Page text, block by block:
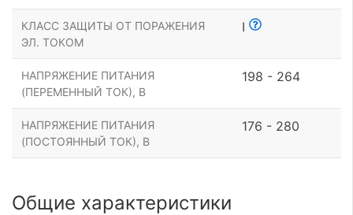
КЛАСС ЗАЩИТЫ ОТ ПОРАЖЕНИЯ
ЭЛ. ТОКОМ
I
НАПРЯЖЕНИЕ ПИТАНИЯ
(ПЕРЕМЕННЫЙ ТОК), В
198 - 264
НАПРЯЖЕНИЕ ПИТАНИЯ
(ПОСТОЯННЫЙ ТОК), В
176 - 280
Общие характеристики